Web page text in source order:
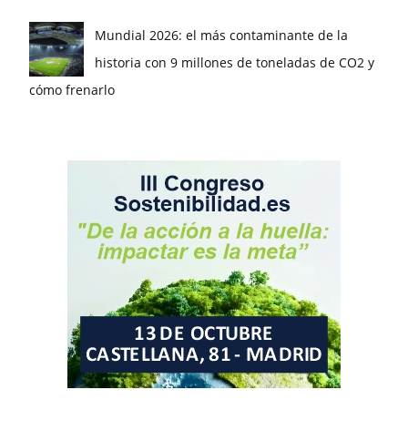
Mundial 2026: el más contaminante de la
historia con 9 millones de toneladas de CO2 y
cómo frenarlo